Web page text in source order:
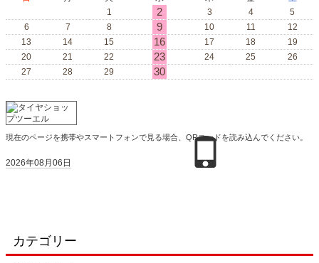
1
2 3 4
5
6
7 8 9 10 11
12
13
14 15 16 17 18
19
20
21 22 23 24 25
26
27
28 29 30
現在のページを携帯やスマートフォンで見る場合、QRコードを読み込んでください。
2026年08月06日
カテゴリー